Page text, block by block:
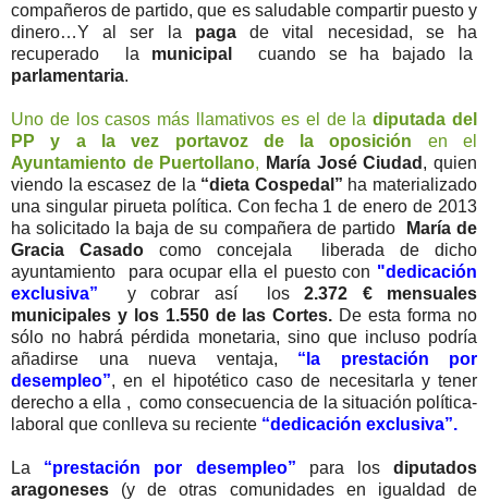
compañeros de partido, que es saludable compartir puesto y
dinero…Y al ser la pagade vital necesidad, se ha
recuperado la municipal
cuando se ha bajado la
parlamentaria.
Uno de los casos más llamativos es el de ladiputada del
PP y a la vez portavoz de la oposición en el
Ayuntamiento de Puertollano, María José Ciudad , quien
viendo la escasez de la “dieta Cospedal” ha materializado
una singular pirueta política. Con fecha 1 de enero de 2013
ha solicitado la baja de su compañera de partido
María de
Gracia Casado como concejala liberada de dicho
ayuntamiento para ocupar ella el puesto con "dedicación
exclusiva” y cobrar así los2.372 € mensuales
municipales y los 1.550 de las Cortes. De esta forma no
sólo no habrá pérdida monetaria, sino que incluso podría
añadirse una nueva ventaja, “la prestación por
desempleo”, en el hipotético caso de necesitarla y tener
derecho a ella , como consecuencia de la situación política-
laboral que conlleva su reciente “dedicación exclusiva”.
La “prestación por desempleo” para losdiputados
aragoneses (y de otras comunidades en igualdad de